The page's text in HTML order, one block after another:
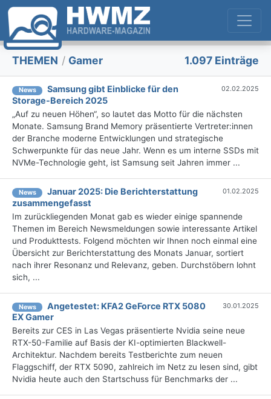
THEMEN / Gamer 1.097 Einträge
News
Samsung gibt Einblicke für den
Storage-Bereich 2025
02.02.2025
„Auf zu neuen Höhen“, so lautet das Motto für die nächsten
Monate. Samsung Brand Memory präsentierte Vertreter:innen
der Branche moderne Entwicklungen und strategische
Schwerpunkte für das neue Jahr. Wenn es um interne SSDs mit
NVMe-Technologie geht, ist Samsung seit Jahren immer ...
News
Januar 2025: Die Bericht­erstattung
zusammengefasst
01.02.2025
Im zurückliegenden Monat gab es wieder einige spannende
Themen im Bereich Newsmeldungen sowie interessante Artikel
und Produkttests. Folgend möchten wir Ihnen noch einmal eine
Übersicht zur Berichterstattung des Monats Januar, sortiert
nach ihrer Resonanz und Relevanz, geben. Durchstöbern lohnt
sich, ...
News
Angetestet: KFA2 GeForce RTX 5080
EX Gamer
30.01.2025
Bereits zur CES in Las Vegas präsentierte Nvidia seine neue
RTX-50-Familie auf Basis der KI-optimierten Blackwell-
Architektur. Nachdem bereits Testberichte zum neuen
Flaggschiff, der RTX 5090, zahlreich im Netz zu lesen sind, gibt
Nvidia heute auch den Startschuss für Benchmarks der ...